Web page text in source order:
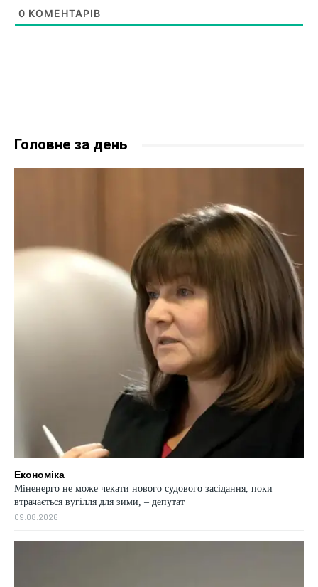
0 КОМЕНТАРІВ
Головне за день
Економіка
Міненерго не може чекати нового судового засідання, поки
втрачається вугілля для зими, – депутат
09.08.2026